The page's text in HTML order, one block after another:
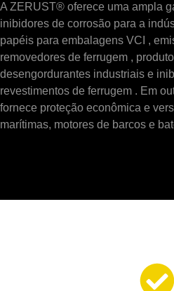
A ZERUST® oferece uma ampla
inibidores de corrosão para a
papéis para embalagens VCI ,
removedores de ferrugem ,
desengordurantes industriais e
revestimentos de ferrugem . Em
fornece proteção econômica e
marítimas, motores de barcos e